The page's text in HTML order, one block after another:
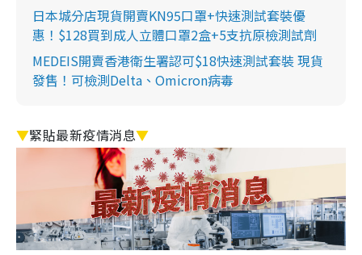
日本城分店現貨開賣KN95口罩+快速測試套裝優
惠！$128買到成人立體口罩2盒+5支抗原檢測試劑
MEDEIS開賣香港衛生署認可$18快速測試套裝 現貨
發售！可檢測Delta、Omicron病毒
▼緊貼最新疫情消息▼